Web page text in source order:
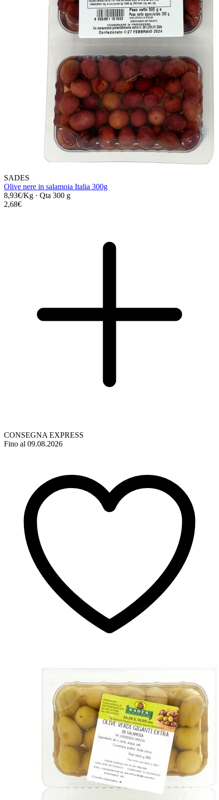
SADES
Olive nere in salamoia Italia 300g
8,93€/Kg · Qta 300 g
2,68€
CONSEGNA EXPRESS
Fino al 09.08.2026